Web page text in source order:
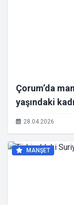
Çorum’da
yaşındaki
28.04.2026
MANŞET